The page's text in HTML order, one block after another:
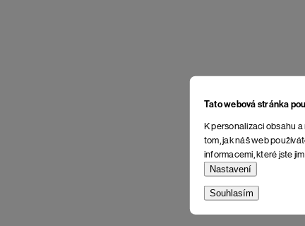
Tato webová stránka
K personalizaci obsahu
tom, jak náš web
informacemi, které jste
Nastavení
Souhlasím